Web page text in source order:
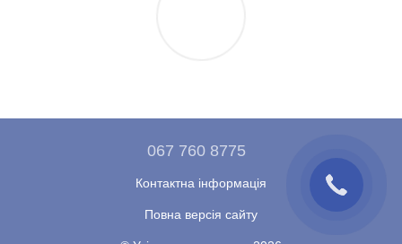
067 760 8775
Контактна інформація
Повна версія сайту